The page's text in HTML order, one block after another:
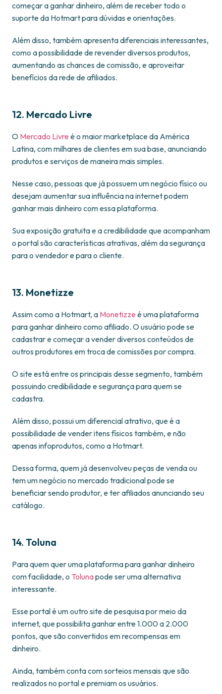
começar a ganhar dinheiro, além de receber todo o
suporte da Hotmart para dúvidas e orientações.
Além disso, também apresenta diferenciais interessantes,
como a possibilidade de revender diversos produtos,
aumentando as chances de comissão, e aproveitar
benefícios da rede de afiliados.
12. Mercado Livre
O Mercado Livre é o maior marketplace da América
Latina, com milhares de clientes em sua base, anunciando
produtos e serviços de maneira mais simples.
Nesse caso, pessoas que já possuem um negócio físico ou
desejam aumentar sua influência na internet podem
ganhar mais dinheiro com essa plataforma.
Sua exposição gratuita e a credibilidade que acompanham
o portal são características atrativas, além da segurança
para o vendedor e para o cliente.
13. Monetizze
Assim como a Hotmart, a Monetizze é uma plataforma
para ganhar dinheiro como afiliado. O usuário pode se
cadastrar e começar a vender diversos conteúdos de
outros produtores em troca de comissões por compra.
O site está entre os principais desse segmento, também
possuindo credibilidade e segurança para quem se
cadastra.
Além disso, possui um diferencial atrativo, que é a
possibilidade de vender itens físicos também, e não
apenas infoprodutos, como a Hotmart.
Dessa forma, quem já desenvolveu peças de venda ou
tem um negócio no mercado tradicional pode se
beneficiar sendo produtor, e ter afiliados anunciando seu
catálogo.
14. Toluna
Para quem quer uma plataforma para ganhar dinheiro
com facilidade, o Tolunapode ser uma alternativa
interessante.
Esse portal é um outro site de pesquisa por meio da
internet, que possibilita ganhar entre 1.000 a 2.000
pontos, que são convertidos em recompensas em
dinheiro.
Ainda, também conta com sorteios mensais que são
realizados no portal e premiam os usuários.